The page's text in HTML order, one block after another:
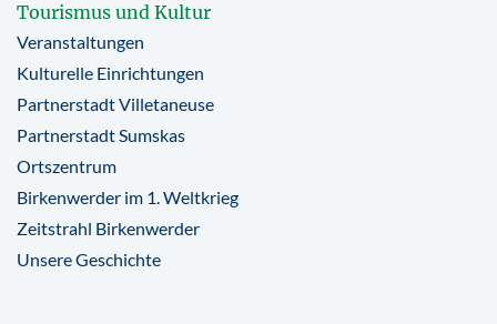
Tourismus und Kultur
Veranstaltungen
Kulturelle Einrichtungen
Partnerstadt Villetaneuse
Partnerstadt Sumskas
Ortszentrum
Birkenwerder im 1. Weltkrieg
Zeitstrahl Birkenwerder
Unsere Geschichte